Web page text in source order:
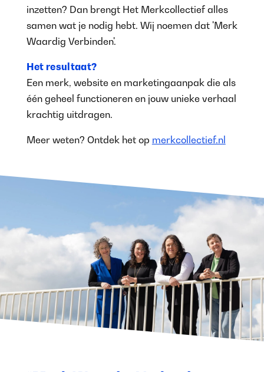
inzetten? Dan brengt Het Merkcollectief alles
samen wat je nodig hebt. Wij noemen dat 'Merk
Waardig Verbinden'.
Het resultaat?
Een merk, website en marketingaanpak die als
één geheel functioneren en jouw unieke verhaal
krachtig uitdragen.
Meer weten? Ontdek het op merkcollectief.nl